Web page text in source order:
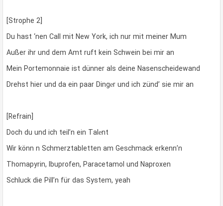
[Strophe 2]
Du hast ‘nen Call mit New York, ich nur mit meiner Mum
Außer ihr und dem Amt ruft kein Schwein bei mir an
Mein Portemonnaie ist dünner als deine Nasenscheidewand
Drehst hier und da ein paar Dingеr und ich zünd’ sie mir an
[Refrain]
Doch du und ich teil’n ein Talеnt
Wir könn n Schmerztabletten am Geschmack erkenn’n
Thomapyrin, Ibuprofen, Paracetamol und Naproxen
Schluck die Pill’n für das System, yeah